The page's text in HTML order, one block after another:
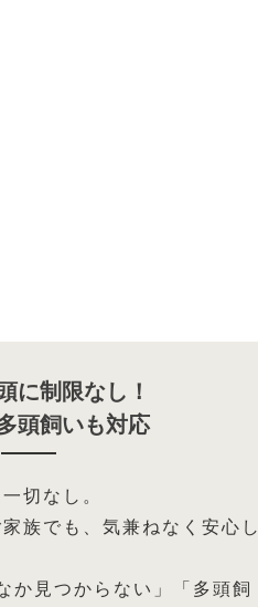
に制限なし！
頭飼いも対応
切なし。
族でも、気兼ねなく安心し
か見つからない」「多頭飼